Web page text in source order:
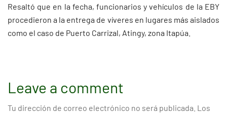
Resaltó que en la fecha, funcionarios y vehículos de la EBY
procedieron a la entrega de víveres en lugares más aislados
como el caso de Puerto Carrizal, Atingy, zona Itapúa.
Leave a comment
Tu dirección de correo electrónico no será publicada. Los